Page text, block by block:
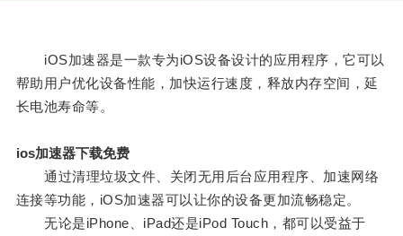
iOS加速器是一款专为iOS设备设计的应用程序，它可以
帮助用户优化设备性能，加快运行速度，释放内存空间，延
长电池寿命等。
ios加速器下载免费
通过清理垃圾文件、关闭无用后台应用程序、加速网络
连接等功能，iOS加速器可以让你的设备更加流畅稳定。
无论是iPhone、iPad还是iPod Touch，都可以受益于